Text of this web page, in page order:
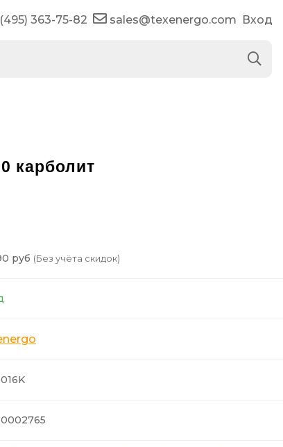
363-75-82 sales@texenergo.com Вход
карболит
руб (Без учёта скидок)